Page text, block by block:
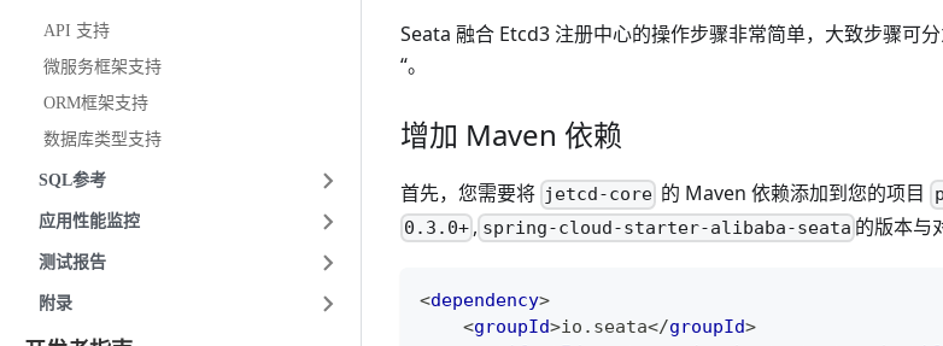
API 支持
微服务框架支持
ORM框架支持
数据库类型支持
SQL参考
应用性能监控
测试报告
附录
Seata 融合 Etcd3 注册中心的操作步骤非常简单，大致步骤可
“。
增加 Maven 依赖
首先，您需要将 jetcd-core 的 Maven 依赖添加到您的项目
0.3.0+ , spring-cloud-starter-alibaba-seata 的版本与
<dependency>
<groupId>io.seata</groupId>